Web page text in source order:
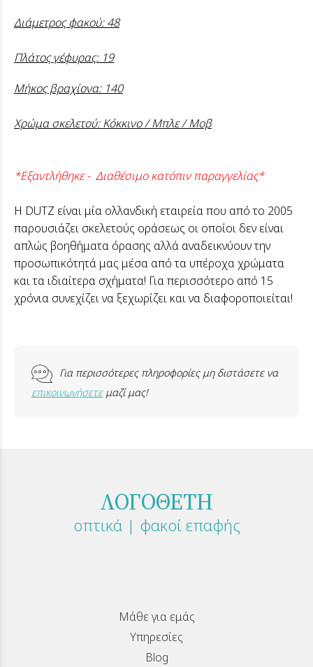
Διάμετρος φακού: 48
Πλάτος γέφυρας: 19
Μήκος βραχίονα: 140
Χρώμα σκελετού: Κόκκινο / Μπλε / Μοβ
*Εξαντλήθηκε - Διαθέσιμο κατόπιν παραγγελίας*
H DUTZ είναι μία ολλανδική εταιρεία που από το 2005
παρουσιάζει σκελετούς οράσεως οι οποίοι δεν είναι
απλώς βοηθήματα όρασης αλλά αναδεικνύουν την
προσωπικότητά μας μέσα από τα υπέροχα χρώματα
και τα ιδιαίτερα σχήματα! Για περισσότερο από 15
χρόνια συνεχίζει να ξεχωρίζει και να διαφοροποιείται!
Για περισσότερες πληροφορίες μη διστάσετε να
επικοινωνήσετεμαζί μας!
ΛΟΓΟΘΕΤΗ
οπτικά | φακοί επαφής
Μάθε για εμάς
Υπηρεσίες
Blog